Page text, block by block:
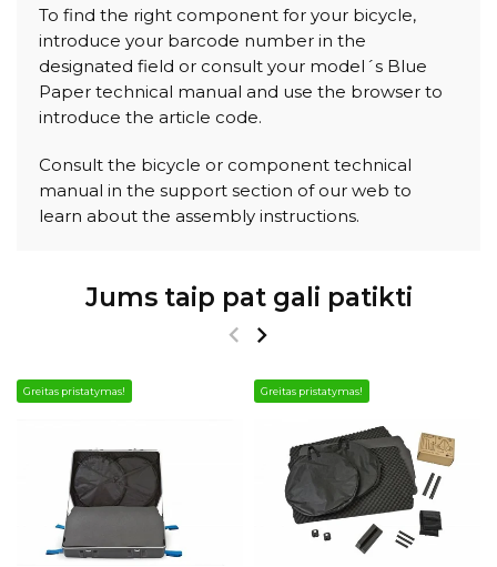
To find the right component for your bicycle,
introduce your barcode number in the
designated field or consult your model´s Blue
Paper technical manual and use the browser to
introduce the article code.
Consult the bicycle or component technical
manual in the support section of our web to
learn about the assembly instructions.
Jums taip pat gali patikti
Greitas pristatymas! Greitas pristatymas!